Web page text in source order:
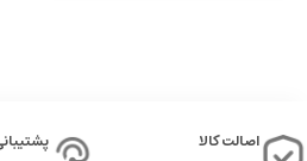
اصالت کالا
پشتیبانی 24